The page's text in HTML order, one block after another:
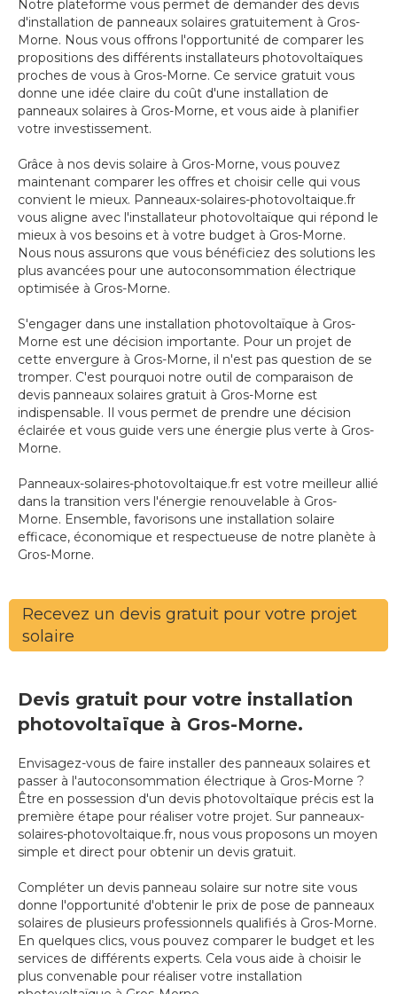
Notre plateforme vous permet de demander des devis
d'installation de panneaux solaires gratuitement à Gros-
Morne. Nous vous offrons l'opportunité de comparer les
propositions des différents installateurs photovoltaïques
proches de vous à Gros-Morne. Ce service gratuit vous
donne une idée claire du coût d'une installation de
panneaux solaires à Gros-Morne, et vous aide à planifier
votre investissement.
Grâce à nos devis solaire à Gros-Morne, vous pouvez
maintenant comparer les offres et choisir celle qui vous
convient le mieux. Panneaux-solaires-photovoltaique.fr
vous aligne avec l'installateur photovoltaïque qui répond le
mieux à vos besoins et à votre budget à Gros-Morne.
Nous nous assurons que vous bénéficiez des solutions les
plus avancées pour une autoconsommation électrique
optimisée à Gros-Morne.
S'engager dans une installation photovoltaïque à Gros-
Morne est une décision importante. Pour un projet de
cette envergure à Gros-Morne, il n'est pas question de se
tromper. C'est pourquoi notre outil de comparaison de
devis panneaux solaires gratuit à Gros-Morne est
indispensable. Il vous permet de prendre une décision
éclairée et vous guide vers une énergie plus verte à Gros-
Morne.
Panneaux-solaires-photovoltaique.fr est votre meilleur allié
dans la transition vers l'énergie renouvelable à Gros-
Morne. Ensemble, favorisons une installation solaire
efficace, économique et respectueuse de notre planète à
Gros-Morne.
Recevez un devis gratuit pour votre projet
solaire
Devis gratuit pour votre installation
photovoltaïque à Gros-Morne.
Envisagez-vous de faire installer des panneaux solaires et
passer à l'autoconsommation électrique à Gros-Morne ?
Être en possession d'un devis photovoltaïque précis est la
première étape pour réaliser votre projet. Sur panneaux-
solaires-photovoltaique.fr, nous vous proposons un moyen
simple et direct pour obtenir un devis gratuit.
Compléter un devis panneau solaire sur notre site vous
donne l'opportunité d'obtenir le prix de pose de panneaux
solaires de plusieurs professionnels qualifiés à Gros-Morne.
En quelques clics, vous pouvez comparer le budget et les
services de différents experts. Cela vous aide à choisir le
plus convenable pour réaliser votre installation